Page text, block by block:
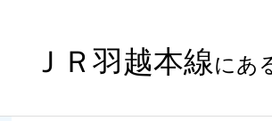
ＪＲ羽越本線にあ